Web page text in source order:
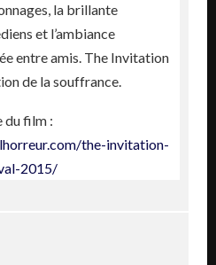
la brillante
et l’ambiance
entre amis. The Invitation
de la souffrance.
film :
the-invitation-
2015/